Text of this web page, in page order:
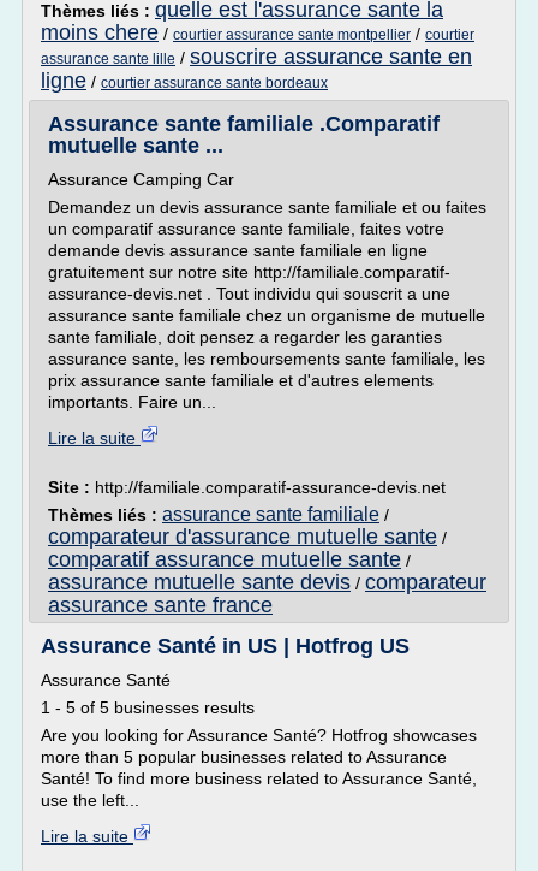
Thèmes liés : quelle est l'assurance sante la
moins chere / courtier assurance sante montpellier / courtier
assurance sante lille / souscrire assurance sante en
ligne / courtier assurance sante bordeaux
Assurance sante familiale .Comparatif
mutuelle sante ...
Assurance Camping Car
Demandez un devis assurance sante familiale et ou faites
un comparatif assurance sante familiale, faites votre
demande devis assurance sante familiale en ligne
gratuitement sur notre site http://familiale.comparatif-
assurance-devis.net . Tout individu qui souscrit a une
assurance sante familiale chez un organisme de mutuelle
sante familiale, doit pensez a regarder les garanties
assurance sante, les remboursements sante familiale, les
prix assurance sante familiale et d'autres elements
importants. Faire un...
Lire la suite
Site : http://familiale.comparatif-assurance-devis.net
Thèmes liés : assurance sante familiale /
comparateur d'assurance mutuelle sante /
comparatif assurance mutuelle sante /
assurance mutuelle sante devis / comparateur
assurance sante france
Assurance Santé in US | Hotfrog US
Assurance Santé
1 - 5 of 5 businesses results
Are you looking for Assurance Santé? Hotfrog showcases
more than 5 popular businesses related to Assurance
Santé! To find more business related to Assurance Santé,
use the left...
Lire la suite